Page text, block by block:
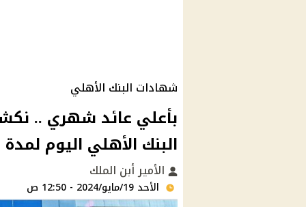
شهادات البنك الأهلي
بأعلي عائد شهري ..
البنك الأهلي اليوم
الأمير أبن الملك
الأحد 19/مايو/2024 - 12:50 ص